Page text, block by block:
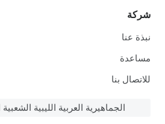
شركة
نبذة عنا
مساعدة
للاتصال بنا
الجماهيرية العربية الليبية